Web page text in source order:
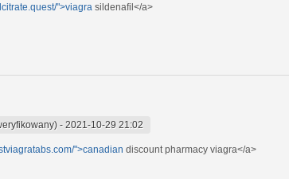
">viagra sildenafil</a>
- 2021-10-29 21:02
">canadian discount pharmacy viagra</a>